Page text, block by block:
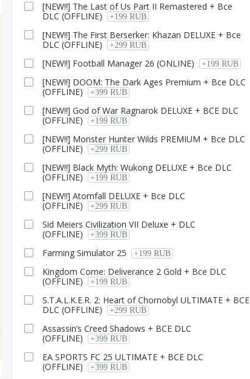
[NEW!!] The Last of Us Part II Remastered + Все
DLC (OFFLINE)
+199 RUB
[NEW!!] The First Berserker: Khazan DELUXE + Все
DLC (OFFLINE)
+299 RUB
[NEW!!] Football Manager 26 (ONLINE) +199 RUB
[NEW!!] DOOM: The Dark Ages Premium + Все DLC
(OFFLINE)
+399 RUB
[NEW!!] God of War Ragnаrok DELUXE + ВСЕ DLC
(OFFLINE)
+199 RUB
[NEW!!] Monster Hunter Wilds PREMIUM + Все DLC
(OFFLINE)
+299 RUB
[NEW!!] Black Myth: Wukong DELUXE + Все DLC
(OFFLINE)
+199 RUB
[NEW!!] Atomfall DELUXE + Все DLC
(OFFLINE)
+299 RUB
Sid Meiers Civilization VII Deluxe + DLC
(OFFLINE)
+399 RUB
Farming Simulator 25 +199 RUB
Kingdom Come: Deliverance 2 Gold + Все DLC
(OFFLINE)
+199 RUB
S.T.A.L.K.E.R. 2: Heart of Chornobyl ULTIMATE + ВСЕ
DLC (OFFLINE)
+299 RUB
Assassin’s Creed Shadows + ВСЕ DLC
(OFFLINE)
+399 RUB
EA SPORTS FC 25 ULTIMATE + ВСЕ DLC
(OFFLINE)
+399 RUB